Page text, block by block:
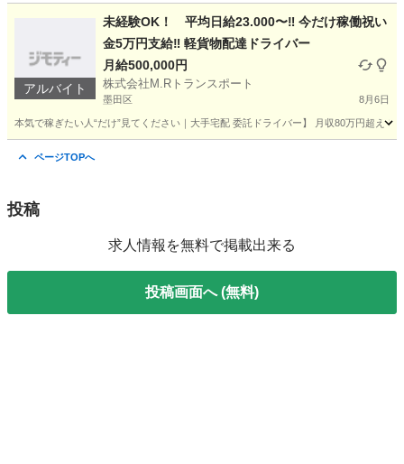
アルバイト
未経験OK！ 平均日給23.000〜‼️ 今だけ稼働祝い
金5万円支給‼️ 軽貨物配達ドライバー
月給500,000円
株式会社M.Rトランスポート
墨田区 8月6日
本気で稼ぎたい人“だけ”見てください｜大手宅配 委託ドライバー】 月収80万円超え
ページTOPへ
投稿
求人情報を無料で掲載出来る
投稿画面へ (無料)